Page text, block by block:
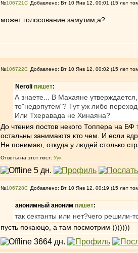
№106721 Добавлено: Вт 10 Янв 12, 00:01 (15 лет
может голосование замутим,а?
№106722 Добавлено: Вт 10 Янв 12, 00:02 (15 лет
Neroli пишет:
А знаете... В Махаяне
то"недопутем"? Тут уж либо
Или Тхеравада не Хинаяна?
До чтения постов некого Топпера на БФ
остальны занимаютя кто чем. И если
Не понимаю, откуда у людей столько
Ответы на этот пост: Уук
№106728 Добавлено: Вт 10 Янв 12, 00:19 (15 лет
анонимный аноним пишет:
так сектанты или нет?чего решили-
пусть покаюцо, а там посмотрим )))))))